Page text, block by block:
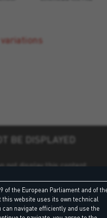
variations
BE DISPLAYED
not display this content.
of the European Parliament and of
this website uses its own technical
navigate efficiently and use the